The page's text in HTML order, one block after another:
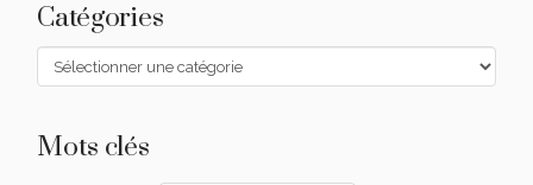
Catégories
Catégories
Mots clés